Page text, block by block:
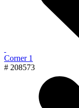
Corner 1
# 208573